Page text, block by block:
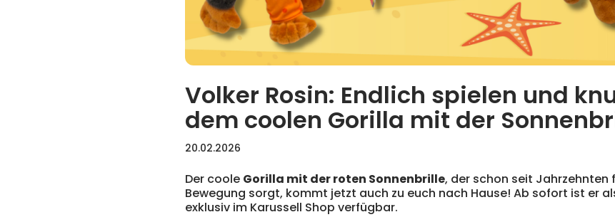
Volker Rosin: Endlich spielen und
dem coolen Gorilla mit der
20.02.2026
Der coole Gorilla mit der roten Sonnenbrille, der schon seit Jahrzehnten
Bewegung sorgt, kommt jetzt auch zu euch nach Hause! Ab sofort ist er
exklusiv im Karussell Shop verfügbar.